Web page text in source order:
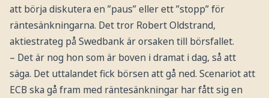
att börja diskutera en ”paus” eller ett ”stopp” för
räntesänkningarna. Det tror Robert Oldstrand,
aktiestrateg på Swedbank är orsaken till börsfallet.
– Det är nog hon som är boven i dramat i dag, så att
säga. Det uttalandet fick börsen att gå ned. Scenariot att
ECB ska gå fram med räntesänkningar har fått sig en